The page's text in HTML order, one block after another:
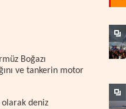
Boğazı
ve tankerin motor
olarak deniz